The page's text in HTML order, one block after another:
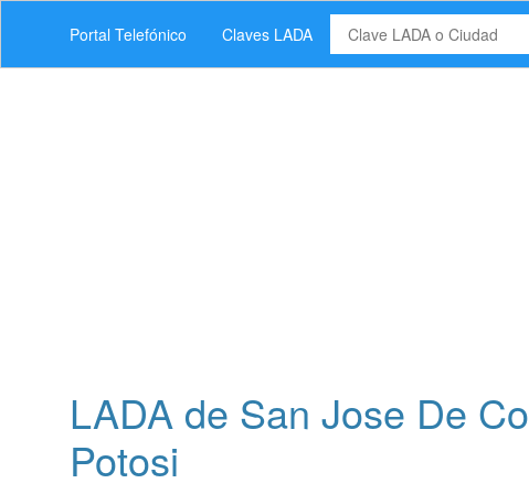
Portal Telefónico Claves LADA
LADA de San Jose De
Potosi